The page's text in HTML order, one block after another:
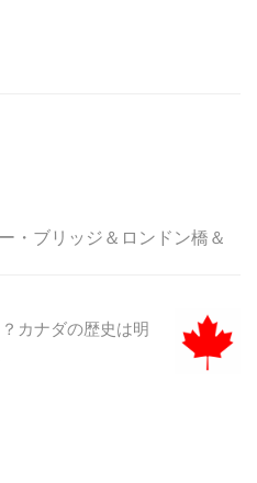
・ブリッジ＆ロンドン橋＆
カナダの歴史は明